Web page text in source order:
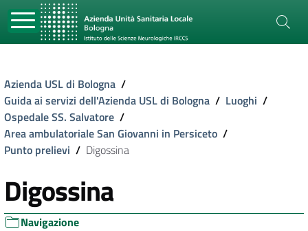
Azienda USL di Bologna /
Guida ai servizi dell'Azienda USL di Bologna / Luoghi /
Ospedale SS. Salvatore /
Area ambulatoriale San Giovanni in Persiceto /
Punto prelievi / Digossina
Digossina
Navigazione